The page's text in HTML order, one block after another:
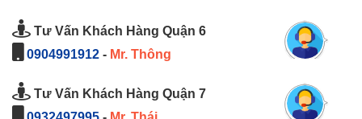
Tư Vấn Khách Hàng Quận 6
0904991912 - Mr. Thông
Tư Vấn Khách Hàng Quận 7